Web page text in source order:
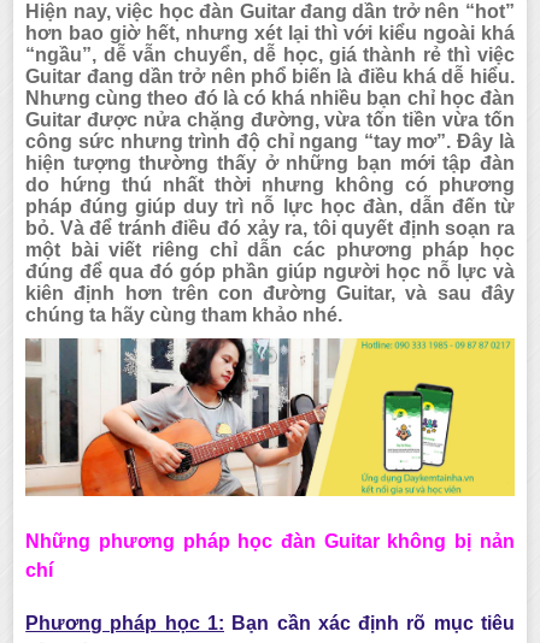
Hiện nay, việc học đàn Guitar đang dần trở nên “hot”
hơn bao giờ hết, nhưng xét lại thì với kiểu ngoài khá
“ngầu”, dễ vẫn chuyển, dễ học, giá thành rẻ thì việc
Guitar đang dần trở nên phổ biến là điều khá dễ hiểu.
Nhưng cùng theo đó là có khá nhiều bạn chỉ học đàn
Guitar được nửa chặng đường, vừa tốn tiền vừa tốn
công sức nhưng trình độ chỉ ngang “tay mơ”. Đây là
hiện tượng thường thấy ở những bạn mới tập đàn
do hứng thú nhất thời nhưng không có phương
pháp đúng giúp duy trì nỗ lực học đàn, dẫn đến từ
bỏ. Và để tránh điều đó xảy ra, tôi quyết định soạn ra
một bài viết riêng chỉ dẫn các phương pháp học
đúng để qua đó góp phần giúp người học nỗ lực và
kiên định hơn trên con đường Guitar, và sau đây
chúng ta hãy cùng tham khảo nhé.
Những phương pháp học đàn Guitar không bị nản
chí
Phương pháp học 1: Bạn cần xác định rõ mục tiêu